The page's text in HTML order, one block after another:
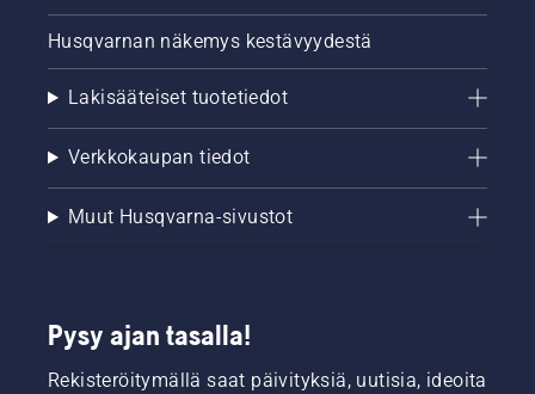
Husqvarnan näkemys kestävyydestä
Lakisääteiset tuotetiedot
Verkkokaupan tiedot
Muut Husqvarna-sivustot
Pysy ajan tasalla!
Rekisteröitymällä saat päivityksiä, uutisia, ideoita